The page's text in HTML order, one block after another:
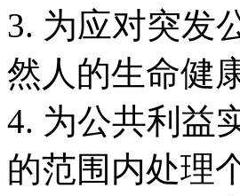
3. 为应对突发
然人的生命健
4. 为公共利益
的范围内处理